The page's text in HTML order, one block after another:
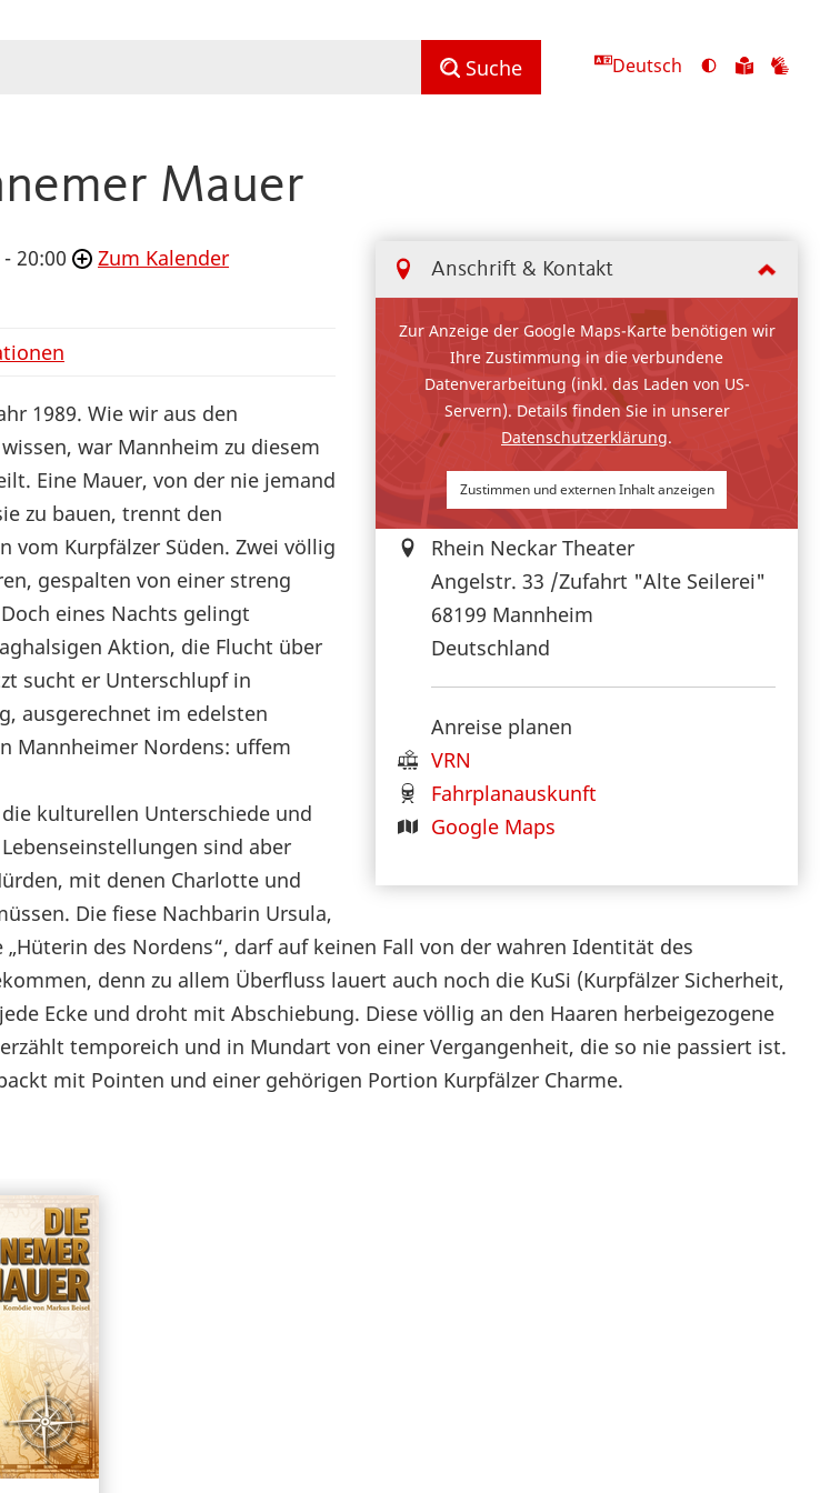
Suche Deutsch
Ansicht
Zu
Mauer
Anschrift & Kontakt
Zur Anzeige der Google Maps-Karte benötigen wir
Ihre Zustimmung in die verbundene
Datenverarbeitung (inkl. das Laden von US-
Servern). Details finden Sie in unserer
Datenschutzerklärung.
Zustimmen und externen Inhalt anzeigen
Rhein Neckar Theater
Angelstr. 33 /Zufahrt "Alte Seilerei"
68199 Mannheim
Deutschland
Anreise planen
VRN
Fahrplanauskunft
Google Maps
20:00
Zum Kalender
1989. Wie wir aus den
war Mannheim zu diesem
Eine Mauer, von der nie jemand
zu bauen, trennt den
vom Kurpfälzer Süden. Zwei völlig
gespalten von einer streng
eines Nachts gelingt
Aktion, die Flucht über
sucht er Unterschlupf in
ausgerechnet im edelsten
Mannheimer Nordens: uffem
kulturellen Unterschiede und
sind aber
mit denen Charlotte und
Die fiese Nachbarin Ursula,
des Nordens“, darf auf keinen Fall von der wahren Identität des
denn zu allem Überfluss lauert auch noch die KuSi (Kurpfälzer Sicherheit,
Ecke und droht mit Abschiebung. Diese völlig an den Haaren herbeigezogene
temporeich und in Mundart von einer Vergangenheit, die so nie passiert ist.
mit Pointen und einer gehörigen Portion Kurpfälzer Charme.